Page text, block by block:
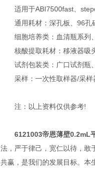
适用于ABI7500fast、
通用耗材：深孔板、96孔硅
细胞培养类：血清瓶系列、
核酸提取耗材：移液器吸头
试剂包装类：广口试剂瓶、
采样：一次性取样器/采样
注：以上资料仅供参考!
6121003帝恩薄壁0.2mL
法，严于律己，宽仁以待，敢
共赢，是我们的发展目标。本